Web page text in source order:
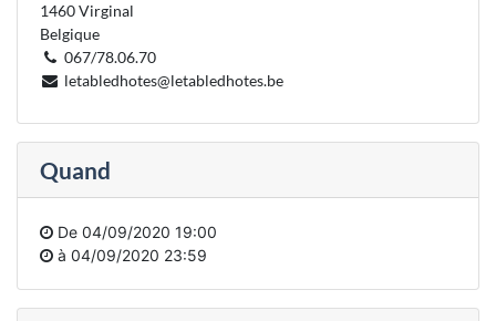
1460 Virginal
Belgique
067/78.06.70
letabledhotes@letabledhotes.be
Quand
De 04/09/2020 19:00
à 04/09/2020 23:59